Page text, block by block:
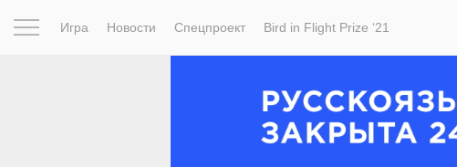
Игра Новости Спецпроект Bird in Flight Prize ‘21